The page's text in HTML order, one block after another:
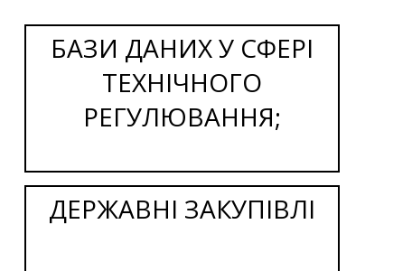
БАЗИ ДАНИХ У СФЕРІ
ТЕХНІЧНОГО
РЕГУЛЮВАННЯ;
ДЕРЖАВНІ ЗАКУПІВЛІ